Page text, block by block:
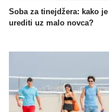
Soba za tinejdžera: kako je
urediti uz malo novca?